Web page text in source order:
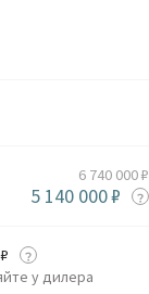
6 740 000 ₽
5 140 000 ₽
у дилера